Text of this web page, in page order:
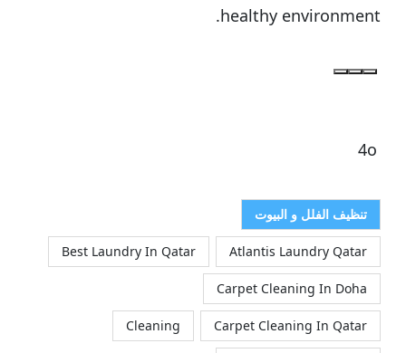
healthy environment.
4o
تنظيف الفلل و البيوت
Atlantis Laundry Qatar
Best Laundry In Qatar
Carpet Cleaning In Doha
Carpet Cleaning In Qatar
Cleaning